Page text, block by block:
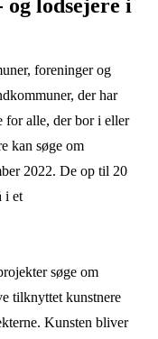
lodsejere i
foreninger og
der har
alle, der bor i eller
kan søge om
2022. De op til 20
i et
søge om
tilknyttet kunstnere
Kunsten bliver